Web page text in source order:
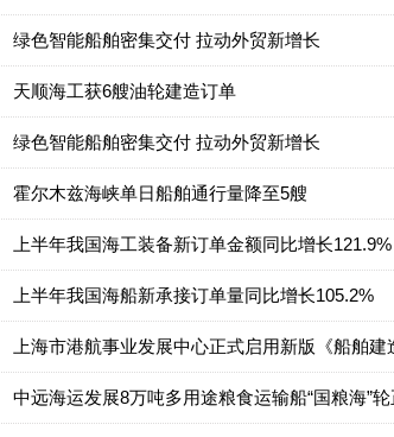
绿色智能船舶密集交付 拉动外贸新增长
天顺海工获6艘油轮建造订单
绿色智能船舶密集交付 拉动外贸新增长
霍尔木兹海峡单日船舶通行量降至5艘
上半年我国海工装备新订单金额同比增长121.9%
上半年我国海船新承接订单量同比增长105.2%
上海市港航事业发展中心正式启用新版《船舶建
中远海运发展8万吨多用途粮食运输船“国粮海”